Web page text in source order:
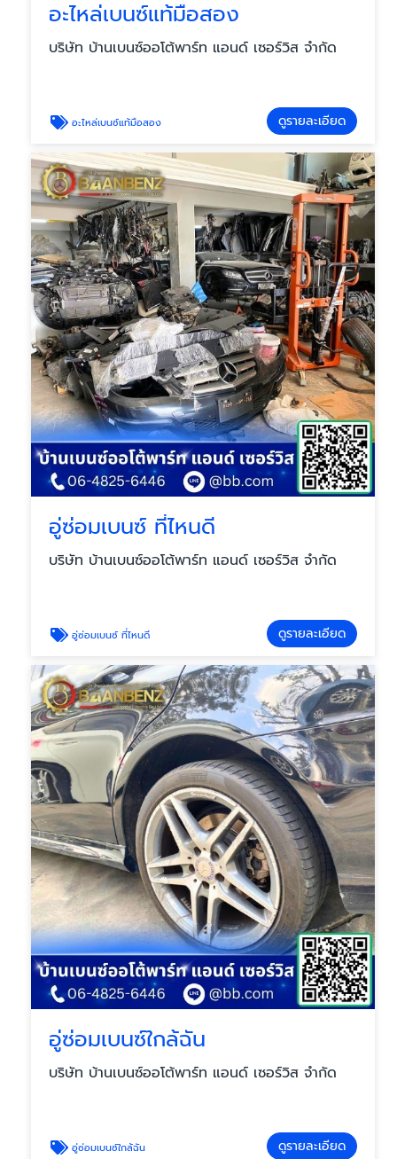
อะไหล่เบนซ์แท้มือสอง
บริษัท บ้านเบนซ์ออโต้พาร์ท แอนด์ เซอร์วิส จำกัด
อะไหล่เบนซ์แท้มือสอง ดูรายละเอียด
อู่ซ่อมเบนซ์ ที่ไหนดี
บริษัท บ้านเบนซ์ออโต้พาร์ท แอนด์ เซอร์วิส จำกัด
อู่ซ่อมเบนซ์ ที่ไหนดี ดูรายละเอียด
อู่ซ่อมเบนซ์ใกล้ฉัน
บริษัท บ้านเบนซ์ออโต้พาร์ท แอนด์ เซอร์วิส จำกัด
อู่ซ่อมเบนซ์ใกล้ฉัน ดูรายละเอียด